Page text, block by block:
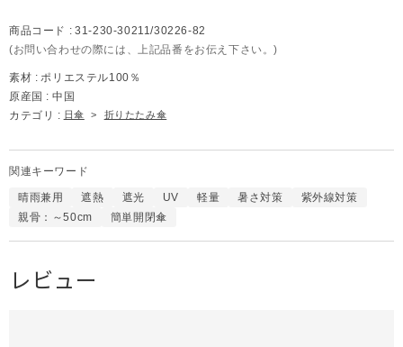
商品コード : 31-230-30211/30226-82
(お問い合わせの際には、上記品番をお伝え下さい。)
素材 : ポリエステル100％
原産国 : 中国
カテゴリ : 日傘 > 折りたたみ傘
関連キーワード
晴雨兼用 遮熱 遮光 UV 軽量 暑さ対策
紫外線対策
親骨：～50cm
簡単開閉傘
レビュー